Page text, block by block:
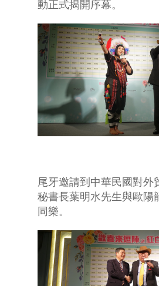
動正式揭開序幕。
尾牙邀請到中華民國對外
秘書長葉明水先生與歐陽
同樂。